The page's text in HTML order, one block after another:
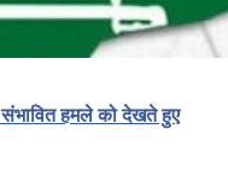
हमले को देखते हुए